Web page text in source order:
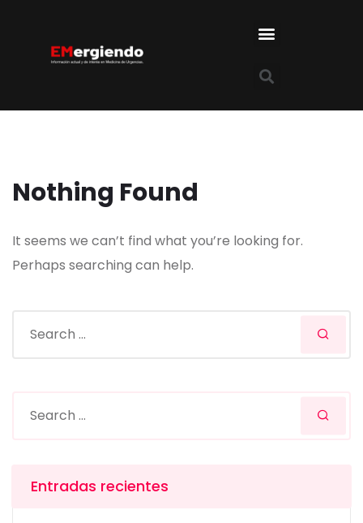
Nothing Found
It seems we can’t find what you’re looking for.
Perhaps searching can help.
Entradas recientes